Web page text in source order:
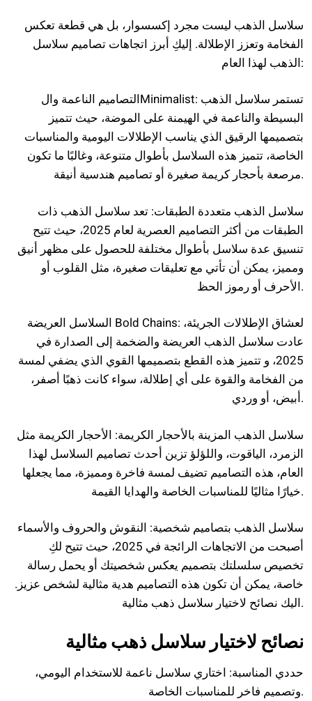
سلاسل الذهب ليست مجرد إكسسوار، بل هي قطعة تعكس
الفخامة وتعزز الإطلالة. إليكِ أبرز اتجاهات تصاميم سلاسل
الذهب لهذا العام:
التصاميم الناعمة والMinimalist: تستمر سلاسل الذهب
البسيطة والناعمة في الهيمنة على الموضة، حيث تتميز
بتصميمها الرقيق الذي يناسب الإطلالات اليومية والمناسبات
الخاصة، تتميز هذه السلاسل بأطوال متنوعة، وغالبًا ما تكون
مرصعة بأحجار كريمة صغيرة أو تصاميم هندسية أنيقة.
الطبقات من أكثر التصاميم العصرية لعام 2025، حيث تتيح
تنسيق عدة سلاسل بأطوال مختلفة للحصول على مظهر أنيق
ومميز، يمكن أن تأتي مع تعليقات صغيرة، مثل القلوب أو
الأحرف أو رموز الحظ.
عادت سلاسل الذهب العريضة والضخمة إلى الصدارة في
2025، و تتميز هذه القطع بتصميمها القوي الذي يضفي لمسة
من الفخامة والقوة على أي إطلالة، سواء كانت ذهبًا أصفر،
أبيض، أو وردي.
سلاسل الذهب المزينة بالأحجار الكريمة: الأحجار الكريمة مثل
الزمرد، الياقوت، واللؤلؤ تزين أحدث تصاميم السلاسل لهذا
العام، هذه التصاميم تضيف لمسة فاخرة ومميزة، مما يجعلها
خيارًا مثاليًا للمناسبات الخاصة والهدايا القيمة.
سلاسل الذهب بتصاميم شخصية: النقوش والحروف والأسماء
أصبحت من الاتجاهات الرائجة في 2025، حيث تتيح لكِ
تخصيص سلسلتك بتصميم يعكس شخصيتك أو يحمل رسالة
خاصة، يمكن أن تكون هذه التصاميم هدية مثالية لشخص عزيز.
اليك نصائح لاختيار سلاسل ذهب مثالية.
نصائح لاختيار سلاسل ذهب مثالية
حددي المناسبة: اختاري سلاسل ناعمة للاستخدام اليومي،
وتصميم فاخر للمناسبات الخاصة.